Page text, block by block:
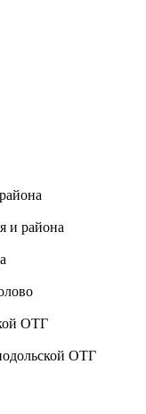
и района
ОТГ
ОТГ